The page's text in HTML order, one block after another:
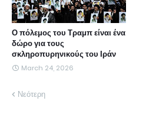
Ο πόλεμος του Τραμπ είναι ένα
δώρο για τους
σκληροπυρηνικούς του Ιράν
March 24, 2026
Νεότερη